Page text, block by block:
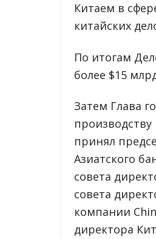
Китаем в
китайских
По итогам
более $15
Затем Глава
принял
Азиатского
совета
совета
компании
директора